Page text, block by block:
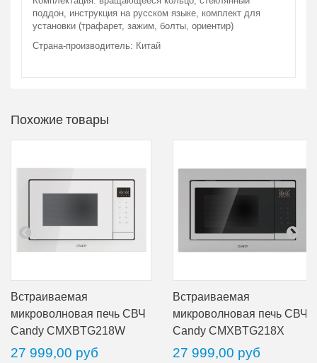
поддон, инструкция на русском языке, комплект для
установки (трафарет, зажим, болты, ориентир)
Страна-производитель: Китай
Похожие товары
Встраиваемая
микроволновая печь СВЧ
Candy CMXBTG218W
27 999,00 руб
Встраиваемая
микроволновая печь СВЧ
Candy CMXBTG218X
27 999,00 руб